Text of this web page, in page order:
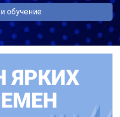
обучение